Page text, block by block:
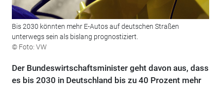
Bis 2030 könnten mehr E-Autos auf deutschen Straßen
unterwegs sein als bislang prognostiziert.
© Foto: VW
Der Bundeswirtschaftsminister geht davon aus, dass
es bis 2030 in Deutschland bis zu 40 Prozent mehr